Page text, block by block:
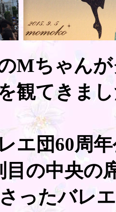
Mちゃん
観てきま
エ団60周
目の中央の
ったバレ